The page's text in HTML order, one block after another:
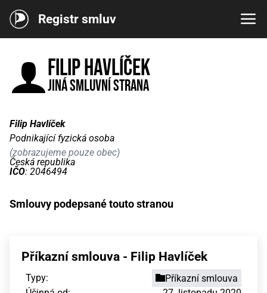
Registr smluv
Filip Havlíček
Jiná smluvní strana
Filip Havlíček
Podnikající fyzická osoba
(zobrazujeme pouze obec)
Česká republika
IČO: 2046494
Smlouvy podepsané touto stranou
Příkazní smlouva - Filip Havlíček
Typy:
Příkazní smlouva